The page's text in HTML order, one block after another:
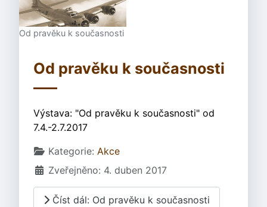
Od pravěku k současnosti
Od pravěku k současnosti
Výstava: "Od pravěku k současnosti" od
7.4.-2.7.2017
Základní údaje
Kategorie: Akce
Zveřejněno: 4. duben 2017
Číst dál: Od pravěku k současnosti